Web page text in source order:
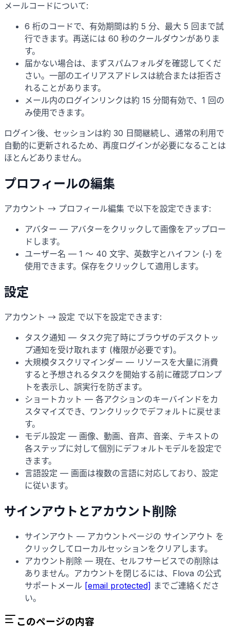
メールコードについて:
6 桁のコードで、有効期間は約 5 分、最大 5 回まで試
行できます。再送には 60 秒のクールダウンがありま
す。
届かない場合は、まずスパムフォルダを確認してくだ
さい。一部のエイリアスアドレスは統合または拒否さ
れることがあります。
メール内のログインリンクは約 15 分間有効で、1 回の
み使用できます。
ログイン後、セッションは約 30 日間継続し、通常の利用で
自動的に更新されるため、再度ログインが必要になることは
ほとんどありません。
プロフィールの編集
アカウント → プロフィール編集 で以下を設定できます:
アバター — アバターをクリックして画像をアップロー
ドします。
ユーザー名 — 1 〜 40 文字、英数字とハイフン (-) を
使用できます。保存をクリックして適用します。
設定
アカウント → 設定 で以下を設定できます:
タスク通知 — タスク完了時にブラウザのデスクトッ
プ通知を受け取れます (権限が必要です)。
大規模タスクリマインダー — リソースを大量に消費
すると予想されるタスクを開始する前に確認プロンプ
トを表示し、誤実行を防ぎます。
ショートカット — 各アクションのキーバインドをカ
スタマイズでき、ワンクリックでデフォルトに戻せま
す。
モデル設定 — 画像、動画、音声、音楽、テキストの
各ステップに対して個別にデフォルトモデルを設定で
きます。
言語設定 — 画面は複数の言語に対応しており、設定
に従います。
サインアウトとアカウント削除
サインアウト — アカウントページの サインアウト を
クリックしてローカルセッションをクリアします。
アカウント削除 — 現在、セルフサービスでの削除は
ありません。アカウントを閉じるには、Flova の公式
サポートメール [email protected] までご連絡くださ
い。
このページの内容